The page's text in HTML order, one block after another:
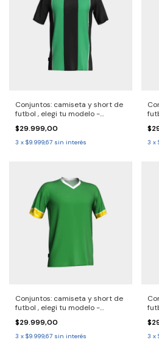
Conjuntos: camiseta y short de
futbol , elegi tu modelo -
Consulta entrega 30/40 dias
$29.999,00
3 x $9.999,67 sin interés 3 x
Conjuntos: camiseta y short de
futbol , elegi tu modelo -
Consulta entrega 30/40 dias
$29.999,00
3 x $9.999,67 sin interés 3 x